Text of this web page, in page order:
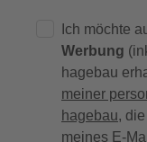
Ich möchte
Werbung
hagebau
meiner
hagebau,
meines E-